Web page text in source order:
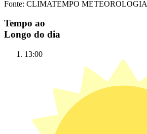
Fonte: CLIMATEMPO METEOROLOGIA
Tempo ao
Longo do dia
13:00